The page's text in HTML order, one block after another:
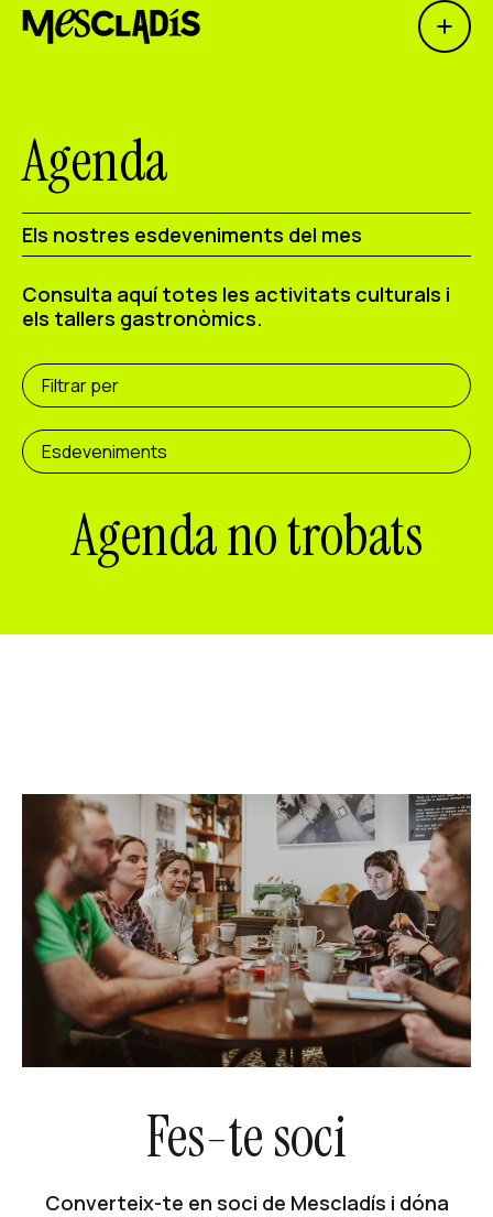
Open
Productora social
Productora d'ocupació
Productora de coneixement
Productora cultural
Agenda
Els nostres tallers
Blog
Contacte
Agenda
Els nostres esdeveniments del mes
Consulta aquí totes les activitats culturals i
els tallers gastronòmics.
Filtrar per
Esdeveniments
Agenda no trobats
Fes-te soci
Converteix-te en soci de Mescladís i dóna